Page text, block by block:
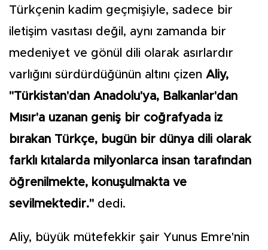
Türkçenin kadim geçmişiyle, sadece bir
iletişim vasıtası değil, aynı zamanda bir
medeniyet ve gönül dili olarak asırlardır
varlığını sürdürdüğünün altını çizen Aliy,
"Türkistan'dan Anadolu'ya, Balkanlar'dan
Mısır'a uzanan geniş bir coğrafyada iz
bırakan Türkçe, bugün bir dünya dili olarak
farklı kıtalarda milyonlarca insan tarafından
öğrenilmekte, konuşulmakta ve
sevilmektedir." dedi.
Aliy, büyük mütefekkir şair Yunus Emre'nin